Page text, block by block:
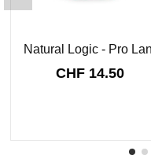
Natural Logic - Pro
CHF 14.50